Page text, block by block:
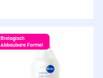
Biologisch
Abbaubare Formel